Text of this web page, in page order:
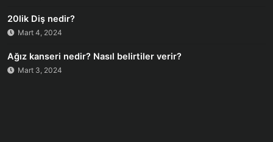
20lik Diş nedir?
Mart 4, 2024
Ağız kanseri nedir? Nasıl belirtiler verir?
Mart 3, 2024